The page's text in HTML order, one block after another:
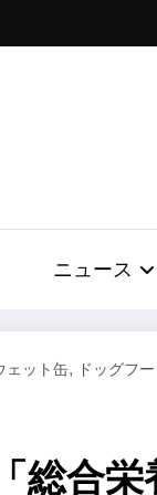
ニュース
ェット缶, ドッグフー
総合